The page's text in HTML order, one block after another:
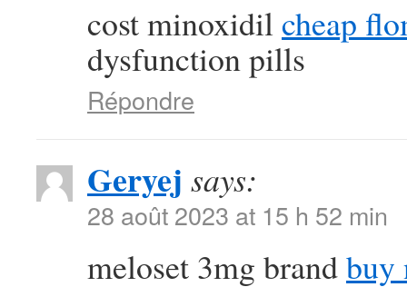
cost minoxidil cheap
dysfunction pills
Répondre
Geryej says:
28 août 2023 at 15 h 52 min
meloset 3mg brandbuy